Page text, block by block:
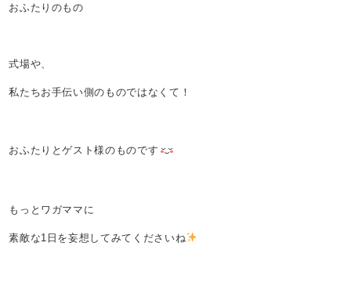
おふたりのもの
式場や、
私たちお手伝い側のものではなくて！
おふたりとゲスト様のものです
もっとワガママに
素敵な1日を妄想してみてくださいね